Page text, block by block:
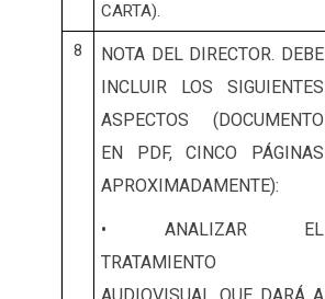
CARTA).
8 NOTA DEL DIRECTOR. DEBE
INCLUIR LOS SIGUIENTES
ASPECTOS (DOCUMENTO
EN PDF, CINCO PÁGINAS
APROXIMADAMENTE):
• ANALIZAR EL
TRATAMIENTO